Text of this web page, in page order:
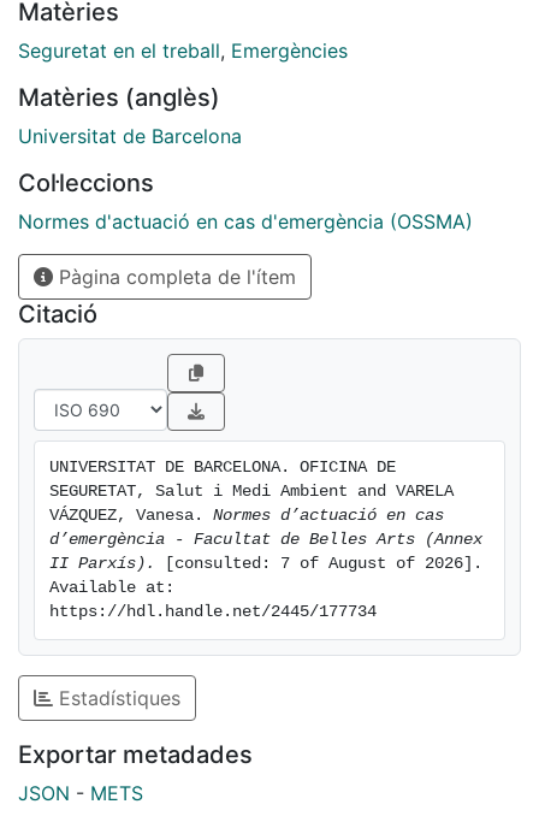
Matèries
Seguretat en el treball, Emergències
Matèries (anglès)
Universitat de Barcelona
Col·leccions
Normes d'actuació en cas d'emergència (OSSMA)
Pàgina completa de l'ítem
Citació
UNIVERSITAT DE BARCELONA. OFICINA DE
SEGURETAT, Salut i Medi Ambient and VARELA
VÁZQUEZ, Vanesa. Normes d’actuació en cas
d’emergència - Facultat de Belles Arts (Annex
II Parxís).
[consulted: 7 of August of 2026].
Available at:
https://hdl.handle.net/2445/177734
Estadístiques
Exportar metadades
JSON - METS